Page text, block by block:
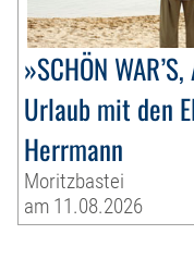
»SCHÖN
Urlaub mit den
Herrmann
Moritzbastei
am 11.08.2026